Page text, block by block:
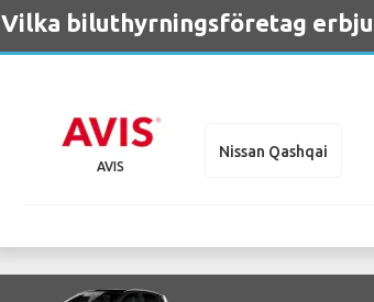
Vilka biluthyrningsföretag
AVIS
Nissan Qashqai